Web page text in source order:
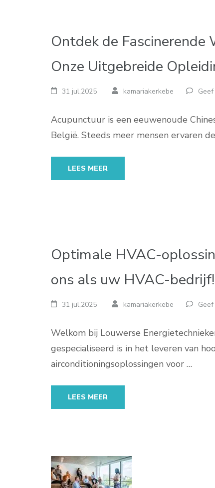
Ontdek de
Onze Uitgebreide
31 jul,2025 kamariakerkebe
Acupunctuur is een eeuwenoude
België. Steeds meer mensen ervaren
LEES MEER
Optimale HVAC-
ons als uw HVAC-bedrijf!
31 jul,2025 kamariakerkebe
Welkom bij Louwerse
gespecialiseerd is in het leveren van
airconditioningsoplossingen voor …
LEES MEER